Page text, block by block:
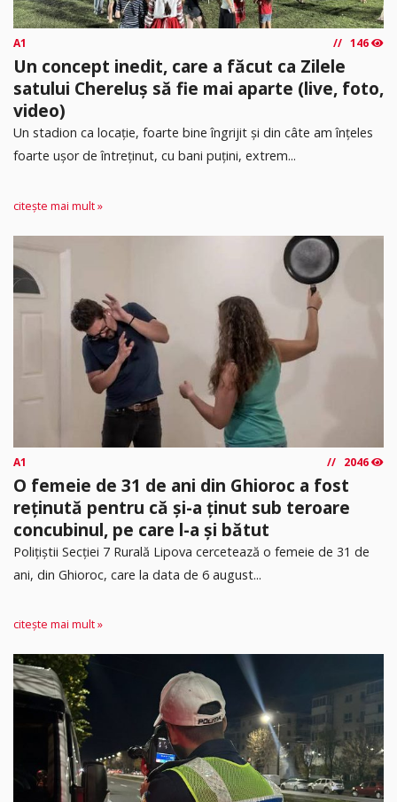
A1 146
Un concept inedit, care a făcut ca Zilele
satului Chereluș să fie mai aparte (live, foto,
video)
Un stadion ca locație, foarte bine îngrijit și din câte am înțeles
foarte ușor de întreținut, cu bani puțini, extrem...
citește mai mult »
A1 2046
O femeie de 31 de ani din Ghioroc a fost
reținută pentru că și-a ținut sub teroare
concubinul, pe care l-a și bătut
​Polițiștii Secției 7 Rurală Lipova cercetează o femeie de 31 de
ani, din Ghioroc, care la data de 6 august...
citește mai mult »